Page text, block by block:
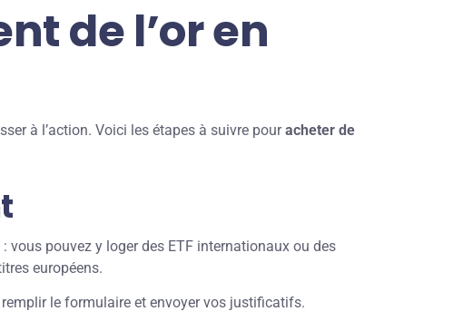
de l’or en
à l’action. Voici les étapes à suivre pouracheter de
vous pouvez y loger des ETF internationaux ou des
européens.
le formulaire et envoyer vos justificatifs.